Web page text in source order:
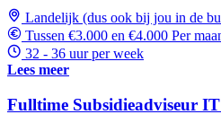
Landelijk (dus ook bij jou in de
Tussen €3.000 en €4.000 Per
32 - 36 uur per week
Lees meer
Fulltime Subsidieadviseur